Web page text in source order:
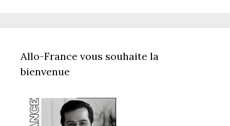
Allo-France vous souhaite la
bienvenue